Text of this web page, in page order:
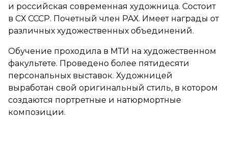
и российская современная художница. Состоит
в СХ СССР. Почетный член РАХ. Имеет награды от
различных художественных объединений.
Обучение проходила в МТИ на художественном
факультете. Проведено более пятидесяти
персональных выставок. Художницей
выработан свой оригинальный стиль, в котором
создаются портретные и натюрмортные
композиции.